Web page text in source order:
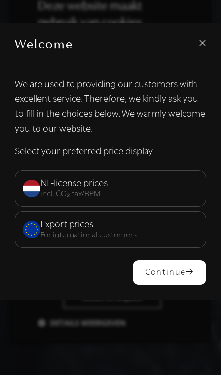
Welcome
We are used to providing our customers with
excellent service. Therefore, we kindly ask you
to fill in the choices below. We warmly welcome
you to our website.
Select your preferred price display
NL-license prices
incl. CO₂ tax/BPM
Export prices
For international customers
Continue
Deze website maakt
gebruik van cookies.
We gebruiken cookies om inhoud en
informatie over uw gebruik van onze site
met onze advertentie- en analysepartners,
die deze kunnen combineren met andere
informatie die u aan hen heeft verstrekt of
van hun diensten. Lees verder
Strikt
noodzakelijk
Prestatie Targeting
ALLES ACCEPTEREN
DETAILS WEERGEVEN